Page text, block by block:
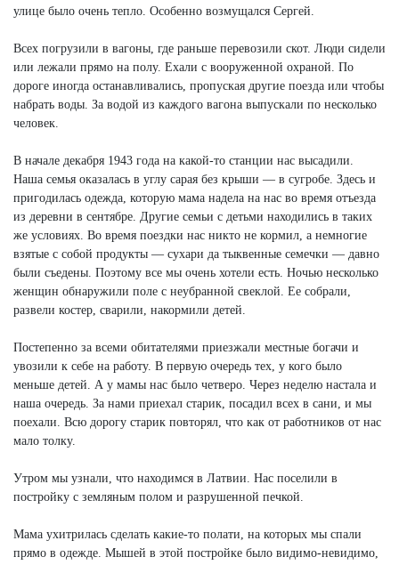
улице было очень тепло. Особенно возмущался Сергей.
Всех погрузили в вагоны, где раньше перевозили скот. Люди сидели
или лежали прямо на полу. Ехали с вооруженной охраной. По
дороге иногда останавливались, пропуская другие поезда или чтобы
набрать воды. За водой из каждого вагона выпускали по несколько
человек.
В начале декабря 1943 года на какой-то станции нас высадили.
Наша семья оказалась в углу сарая без крыши — в сугробе. Здесь и
пригодилась одежда, которую мама надела на нас во время отъезда
из деревни в сентябре. Другие семьи с детьми находились в таких
же условиях. Во время поездки нас никто не кормил, а немногие
взятые с собой продукты — сухари да тыквенные семечки — давно
были съедены. Поэтому все мы очень хотели есть. Ночью несколько
женщин обнаружили поле с неубранной свеклой. Ее собрали,
развели костер, сварили, накормили детей.
Постепенно за всеми обитателями приезжали местные богачи и
увозили к себе на работу. В первую очередь тех, у кого было
меньше детей. А у мамы нас было четверо. Через неделю настала и
наша очередь. За нами приехал старик, посадил всех в сани, и мы
поехали. Всю дорогу старик повторял, что как от работников от нас
мало толку.
Утром мы узнали, что находимся в Латвии. Нас поселили в
постройку с земляным полом и разрушенной печкой.
Мама ухитрилась сделать какие-то полати, на которых мы спали
прямо в одежде. Мышей в этой постройке было видимо-невидимо,